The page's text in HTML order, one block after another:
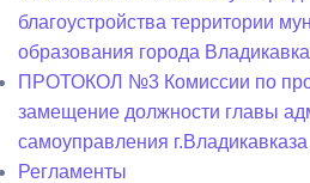
благоустройства территории
образования города
ПРОТОКОЛ №3 Комиссии по
замещение должности главы
самоуправления г.Владикавказа
Регламенты